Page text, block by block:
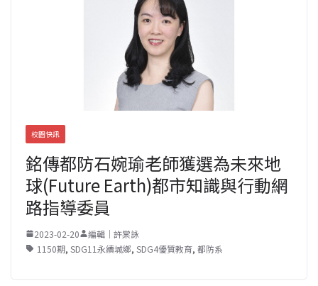
校園快訊
銘傳都防石婉瑜老師獲選為未來地
球(Future Earth)都市知識與行動網
路指導委員
2023-02-20
編輯｜許棠詠
1150期, SDG11永續城鄉, SDG4優質教育, 都防系